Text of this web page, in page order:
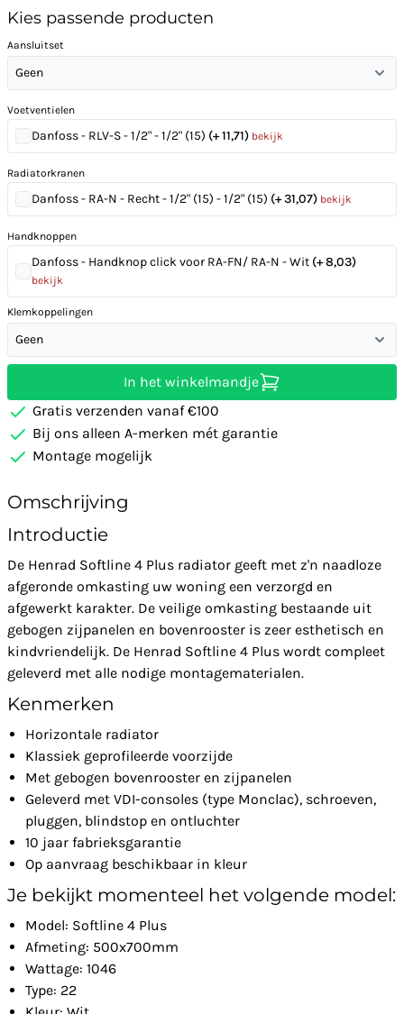
Kies passende producten
Aansluitset
Geen
Voetventielen
Danfoss - RLV-S - 1/2" - 1/2" (15) (+ 11,71) bekijk
Radiatorkranen
Danfoss - RA-N - Recht - 1/2" (15) - 1/2" (15) (+ 31,07) bekijk
Handknoppen
Danfoss - Handknop click voor RA-FN/ RA-N - Wit (+ 8,03)
bekijk
Klemkoppelingen
Geen
In het winkelmandje
Gratis verzenden vanaf €100
Bij ons alleen A-merken mét garantie
Montage mogelijk
Omschrijving
Introductie
De Henrad Softline 4 Plus radiator geeft met z'n naadloze
afgeronde omkasting uw woning een verzorgd en
afgewerkt karakter. De veilige omkasting bestaande uit
gebogen zijpanelen en bovenrooster is zeer esthetisch en
kindvriendelijk. De Henrad Softline 4 Plus wordt compleet
geleverd met alle nodige montagematerialen.
Kenmerken
Horizontale radiator
Klassiek geprofileerde voorzijde
Met gebogen bovenrooster en zijpanelen
Geleverd met VDI-consoles (type Monclac), schroeven,
pluggen, blindstop en ontluchter
10 jaar fabrieksgarantie
Op aanvraag beschikbaar in kleur
Je bekijkt momenteel het volgende model:
Model: Softline 4 Plus
Afmeting: 500x700mm
Wattage: 1046
Type: 22